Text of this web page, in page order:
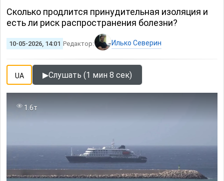
Сколько продлится принудительная изоляция и
есть ли риск распространения болезни?
10-05-2026, 14:01 Редактор: Илько Северин
UA ▶Слушать (1 мин 8 сек)
1.6т